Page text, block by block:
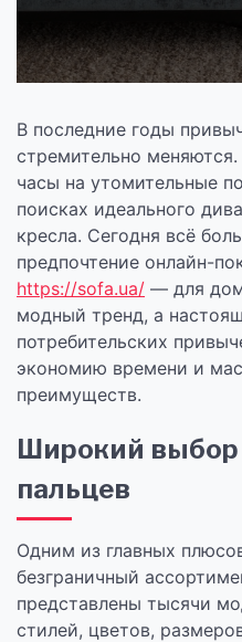
В последние годы
стремительно
часы на утомительные
поисках идеального
кресла. Сегодня всё
предпочтение онлайн-
https://sofa.ua/ — для
модный тренд, а
потребительских
экономию времени и
преимуществ.
Широкий выбор
пальцев
Одним из главных
безграничный
представлены тысячи
стилей, цветов,